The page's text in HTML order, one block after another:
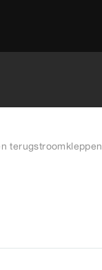
terugstroomkleppen